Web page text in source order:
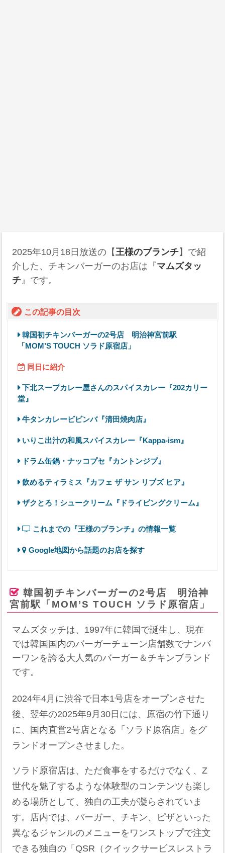
2025年10月18日 放送の【王様のブランチ】で紹
介した、チキンバーガーのお店は『マムズタッ
チ』です。
この記事の目次
韓国初チキンバーガーの2号店 明治神宮前駅
「MOM’S TOUCH ソラド原宿店」
同日に紹介
下北スープカレー屋さんのスパイスカレー『202カリー
堂』
牛タンカレービビンバ『清田焼肉店』
いりこ出汁の和風スパイスカレー『Kappa-ism』
ドラム缶鍋・ナッコプセ『カントンジプ』
飲めるティラミス『カフェ ザ サン リブズ ヒア』
ザクとろ！シュークリーム『ドライビングクリーム』
これまでの『王様のブランチ』の情報一覧
Google地図から話題のお店を探す
韓国初チキンバーガーの2号店 明治神
宮前駅「MOM’S TOUCH ソラド原宿店」
マムズタッチは、1997年に韓国で誕生し、現在
では韓国国内のバーガーチェーン店舗数でナンバ
ーワンを誇る大人気のバーガー＆チキンブランド
です。
2024年4月に渋谷で日本1号店をオープンさせた
後、翌年の2025年9月30日には、原宿の竹下通り
に、国内直営2号店となる「ソラド原宿店」をグ
ランドオープンさせました。
ソラド原宿店は、ただ食事をするだけでなく、Z
世代を魅了するような体験型のコンテンツも楽し
める場所として、独自の工夫が凝らされていま
す。店内では、バーガー、チキン、ピザといった
異なるジャンルのメニューをワンストップで注文
できる独自の「QSR（クイックサービスレストラ